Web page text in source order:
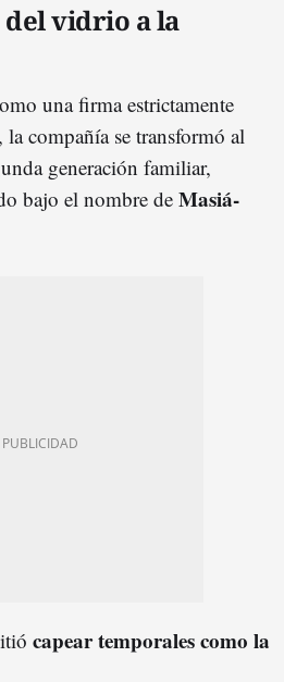
del vidrio a la
una firma estrictamente
, la compañía se transformó al
generación familiar,
bajo el nombre de Masiá-
capear temporales como la